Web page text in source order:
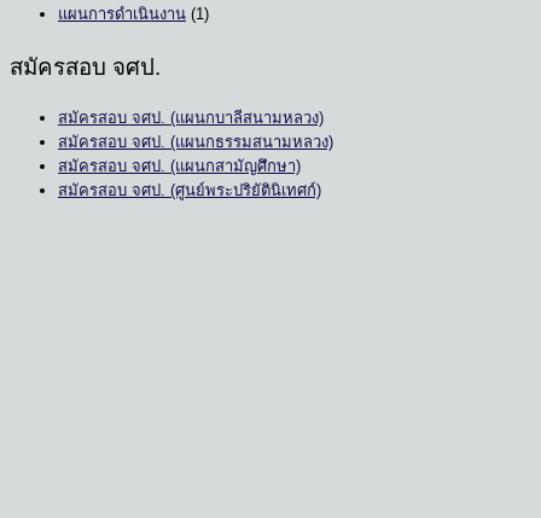
แผนการดำเนินงาน (1)
สมัครสอบ จศป.
สมัครสอบ จศป. (แผนกบาลีสนามหลวง)
สมัครสอบ จศป. (แผนกธรรมสนามหลวง)
สมัครสอบ จศป. (แผนกสามัญศึกษา)
สมัครสอบ จศป. (ศูนย์พระปริยัตินิเทศก์)